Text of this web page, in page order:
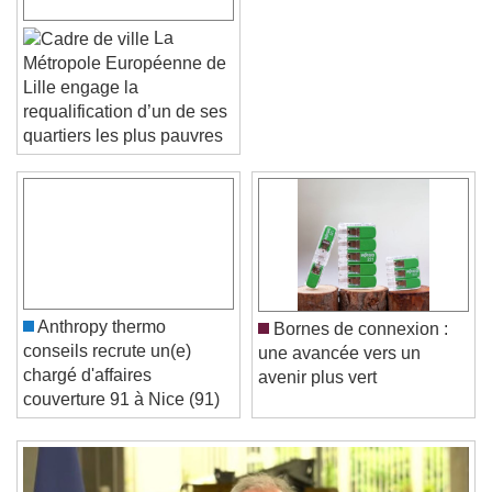
Video Player is loading.
Skip Forward
/
Duration-:-
Loaded:0%
Stream Type
Seek to live, currently behind live
Remaining Time-0:00
Playback Rate
La
Métropole Européenne de
Lille engage la
requalification d’un de ses
quartiers les plus pauvres
Anthropy thermo
conseils recrute un(e)
chargé d'affaires
couverture 91 à Nice (91)
Bornes de connexion :
une avancée vers un